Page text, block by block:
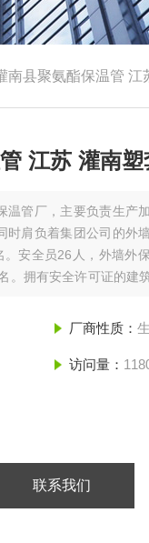
南县聚氨酯保温管 江
江苏 灌南
温管厂，主要负责生产
时肩负着集团公司的外
安全员26人，外墙外
。拥有安全许可证的建
厂商性质：
访问量：
联系我们